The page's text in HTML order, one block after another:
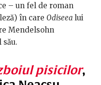
– un fel de roman
în care Odiseea lui
Mendelsohn
pisicilor,